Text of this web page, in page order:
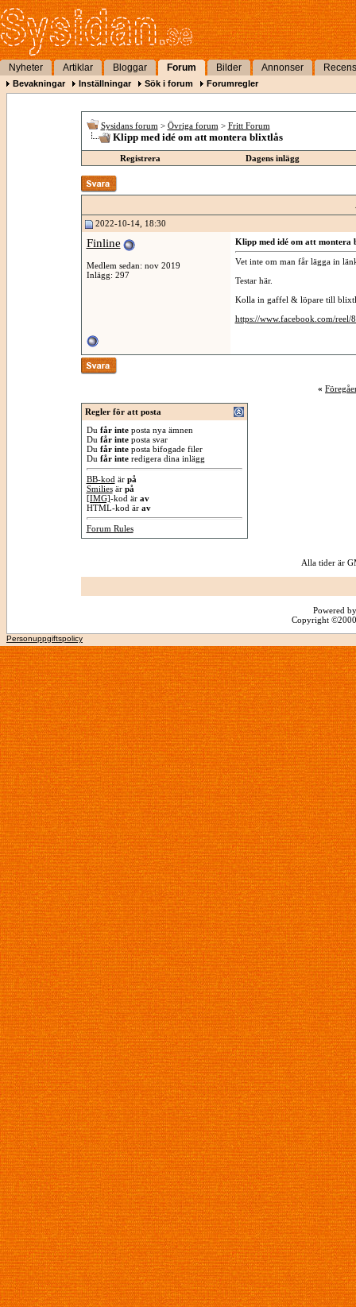
Nyheter Artiklar Bloggar Forum Bilder Annonser
Bevakningar Inställningar Sök i forum Forumregler
Sysidans forum > Övriga forum > Fritt Forum
Klipp med idé om att montera blixtlås
Registrera Dagens inlägg
2022-10-14, 18:30
Finline
Medlem sedan: nov 2019
Inlägg: 297
Klipp med idé om att montera
Vet inte om man får lägga in
Testar här.
Kolla in gaffel & löpare till
https://www.facebook.com/reel/
«
Regler för att posta
Du får inteposta nya ämnen
Du får inteposta svar
Du får inteposta bifogade filer
Du får interedigera dina inlägg
BB-kod är på
Smiliesär på
[IMG]-kod är av
HTML-kod är av
Forum Rules
Alla tider är
Powered
Copyright
Personuppgiftspolicy